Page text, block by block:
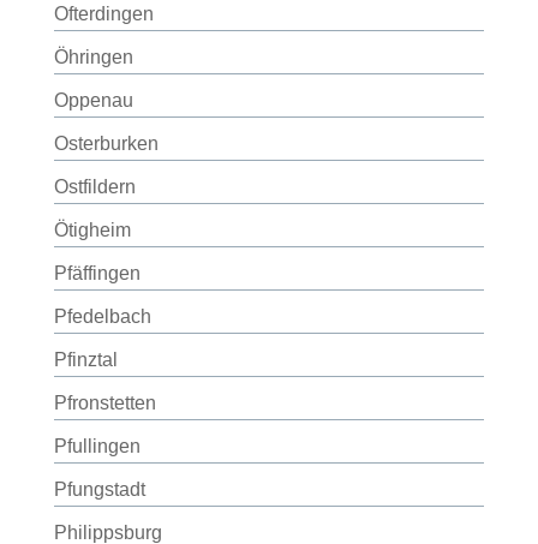
Ofterdingen
Öhringen
Oppenau
Osterburken
Ostfildern
Ötigheim
Pfäffingen
Pfedelbach
Pfinztal
Pfronstetten
Pfullingen
Pfungstadt
Philippsburg